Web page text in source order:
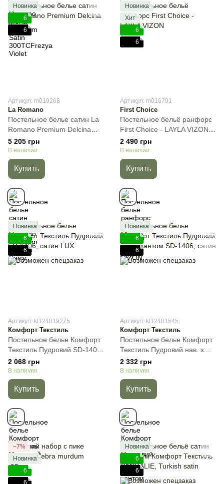
Новинка
6
6
Артикул: m019268
La Romano
Постельное белье сатин La
Romano Premium Delcina
Berry, Лиловый, 50х70см
(2шт) 70х70см (2шт), Евро,
200х220 см, 240х260 см
5 205 грн
В наличии
Купить
Новинка
Хит
6
6
Артикул: m016791
First Choice
Постельное бельё ранфорс
First Choice - LAYLA VIZON,
Лиловый, 50х70см (2шт)
70х70см (2шт), Евро,
200х220 см, 240х260 см
2 490 грн
В наличии
Купить
Новинка
6
6
Артикул: kt121019275
Комфорт Текстиль
Постельное белье Комфорт
Текстиль Пудровий SD-1406,
сатин LUX, Пудра, 50х70см
(2шт), Полуторный, 145х215
см, 145х220 см
2 068 грн
В наличии
Купить
Новинка
6
6
Артикул: kt12101645
Комфорт Текстиль
Постельное белье Комфорт
Текстиль Пудровий нав. з
кантом SD-1406, сатин LUX,
Пудра, 50х70см (2шт),
Полуторный, 145х215 см,
145х220 см
2 332 грн
В наличии
Купить
−7%
Новинка
6
6
Новинка
6
6